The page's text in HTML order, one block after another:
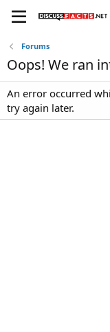
Forums
Oops! We ran
An error occurred
try again later.